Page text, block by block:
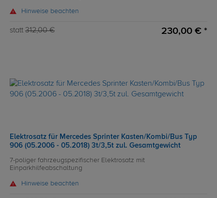
Hinweise beachten
statt 312,00 € 230,00 € *
Elektrosatz für Mercedes Sprinter Kasten/Kombi/Bus Typ
906 (05.2006 - 05.2018) 3t/3,5t zul. Gesamtgewicht
7-poliger fahrzeugspezifischer Elektrosatz mit
Einparkhilfeabschaltung
Hinweise beachten